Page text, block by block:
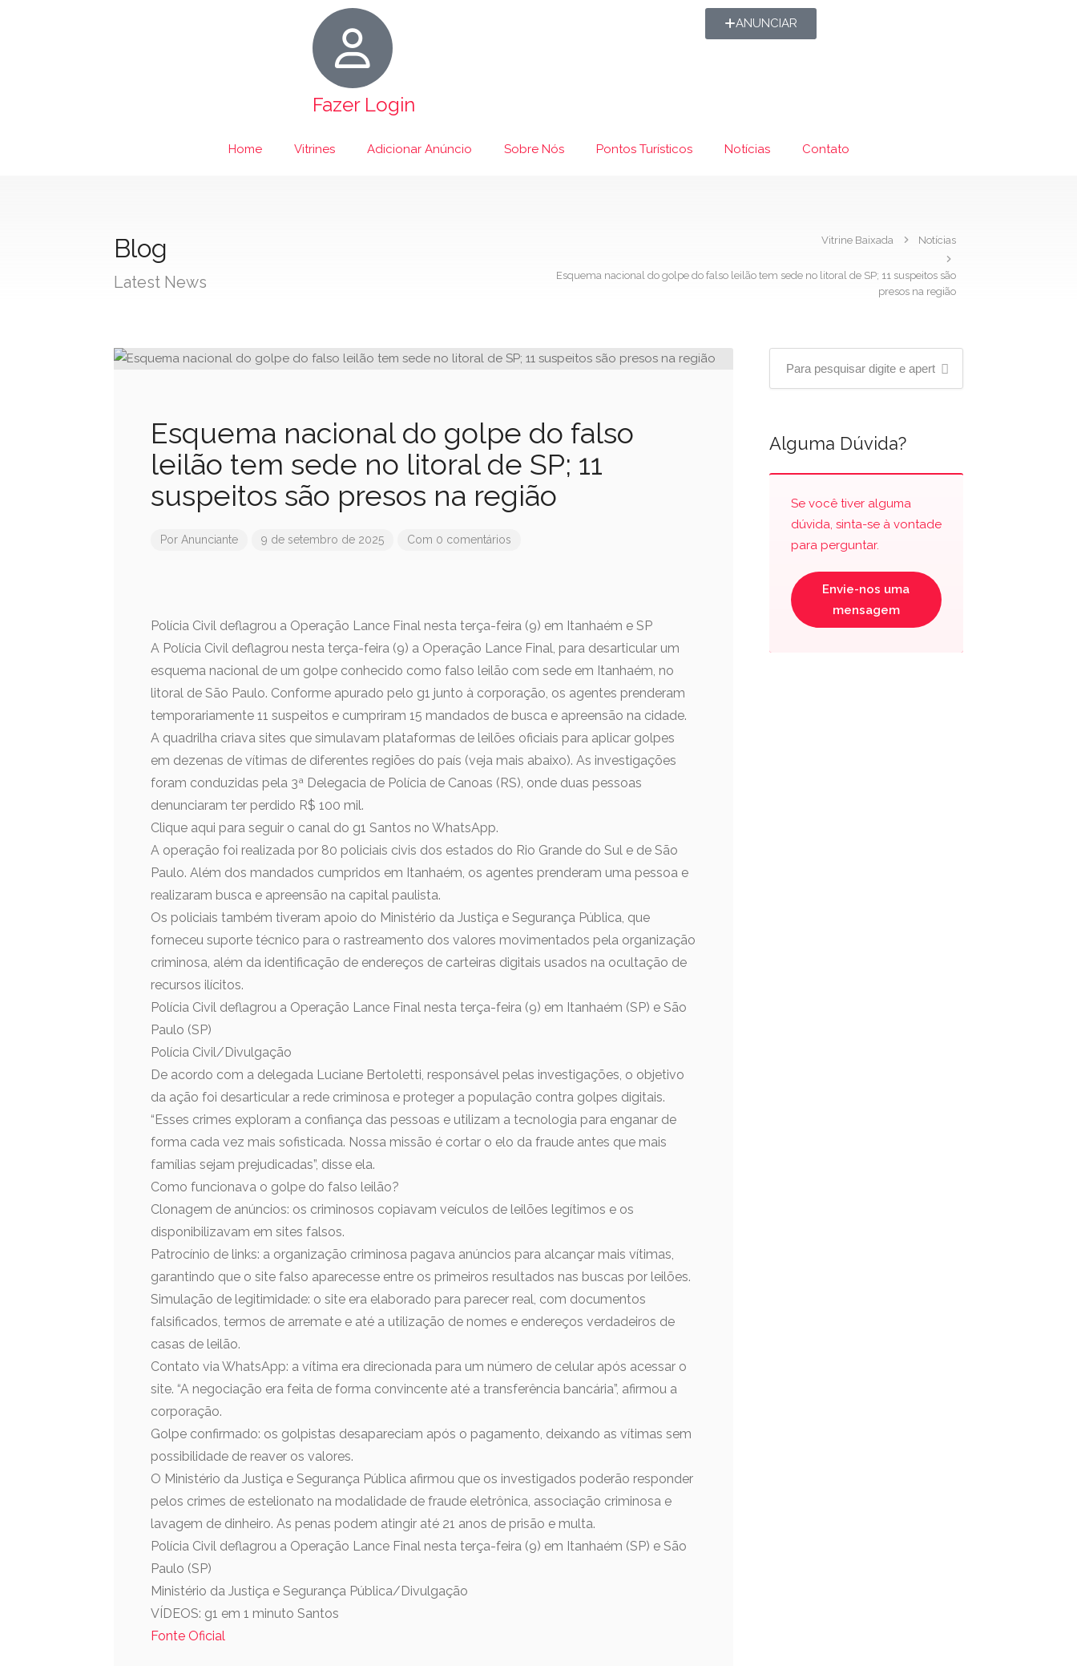
Fazer Login
ANUNCIAR
Home Vitrines Adicionar Anúncio Sobre Nós Pontos Turísticos Notícias Contato
Blog
Latest News
Vitrine Baixada Notícias
Esquema nacional do golpe do falso leilão tem sede no litoral de SP; 11 suspeitos são
presos na região
Esquema nacional do golpe do falso
leilão tem sede no litoral de SP; 11
suspeitos são presos na região
Por Anunciante 9 de setembro de 2025 Com 0 comentários
Polícia Civil deflagrou a Operação Lance Final nesta terça-feira (9) em Itanhaém e SP
A Polícia Civil deflagrou nesta terça-feira (9) a Operação Lance Final, para desarticular um
esquema nacional de um golpe conhecido como falso leilão com sede em Itanhaém, no
litoral de São Paulo. Conforme apurado pelo g1 junto à corporação, os agentes prenderam
temporariamente 11 suspeitos e cumpriram 15 mandados de busca e apreensão na cidade.
A quadrilha criava sites que simulavam plataformas de leilões oficiais para aplicar golpes
em dezenas de vítimas de diferentes regiões do país (veja mais abaixo). As investigações
foram conduzidas pela 3ª Delegacia de Polícia de Canoas (RS), onde duas pessoas
denunciaram ter perdido R$ 100 mil.
Clique aqui para seguir o canal do g1 Santos no WhatsApp.
A operação foi realizada por 80 policiais civis dos estados do Rio Grande do Sul e de São
Paulo. Além dos mandados cumpridos em Itanhaém, os agentes prenderam uma pessoa e
realizaram busca e apreensão na capital paulista.
Os policiais também tiveram apoio do Ministério da Justiça e Segurança Pública, que
forneceu suporte técnico para o rastreamento dos valores movimentados pela organização
criminosa, além da identificação de endereços de carteiras digitais usados na ocultação de
recursos ilícitos.
Polícia Civil deflagrou a Operação Lance Final nesta terça-feira (9) em Itanhaém (SP) e São
Paulo (SP)
Polícia Civil/Divulgação
De acordo com a delegada Luciane Bertoletti, responsável pelas investigações, o objetivo
da ação foi desarticular a rede criminosa e proteger a população contra golpes digitais.
“Esses crimes exploram a confiança das pessoas e utilizam a tecnologia para enganar de
forma cada vez mais sofisticada. Nossa missão é cortar o elo da fraude antes que mais
famílias sejam prejudicadas”, disse ela.
Como funcionava o golpe do falso leilão?
Clonagem de anúncios: os criminosos copiavam veículos de leilões legítimos e os
disponibilizavam em sites falsos.
Patrocínio de links: a organização criminosa pagava anúncios para alcançar mais vítimas,
garantindo que o site falso aparecesse entre os primeiros resultados nas buscas por leilões.
Simulação de legitimidade: o site era elaborado para parecer real, com documentos
falsificados, termos de arremate e até a utilização de nomes e endereços verdadeiros de
casas de leilão.
Contato via WhatsApp: a vítima era direcionada para um número de celular após acessar o
site. “A negociação era feita de forma convincente até a transferência bancária”, afirmou a
corporação.
Golpe confirmado: os golpistas desapareciam após o pagamento, deixando as vítimas sem
possibilidade de reaver os valores.
O Ministério da Justiça e Segurança Pública afirmou que os investigados poderão responder
pelos crimes de estelionato na modalidade de fraude eletrônica, associação criminosa e
lavagem de dinheiro. As penas podem atingir até 21 anos de prisão e multa.
Polícia Civil deflagrou a Operação Lance Final nesta terça-feira (9) em Itanhaém (SP) e São
Paulo (SP)
Ministério da Justiça e Segurança Pública/Divulgação
VÍDEOS: g1 em 1 minuto Santos
Fonte Oficial
Alguma Dúvida?
Se você tiver alguma
dúvida, sinta-se à vontade
para perguntar.
Envie-nos uma
mensagem